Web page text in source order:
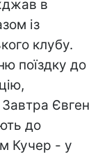
в
із
клубу.
поїздку до
Євген
до
Кучер - у